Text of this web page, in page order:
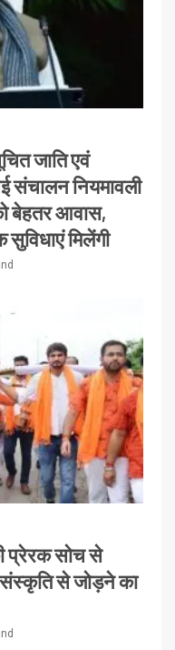
जाति एवं
संचालन नियमावली
बेहतर आवास,
सुविधाएं मिलेंगी
प्रेरक सोच से
संस्कृति से जोड़ने का